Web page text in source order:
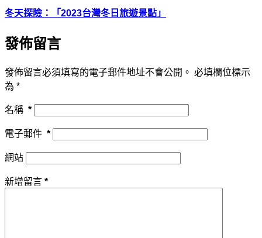
冬天探險：「2023台灣冬日旅遊景點」
發佈留言
發佈留言必須填寫的電子郵件地址不會公開。 必填欄位標示
為 *
名稱 *
電子郵件 *
網站
新增留言 *